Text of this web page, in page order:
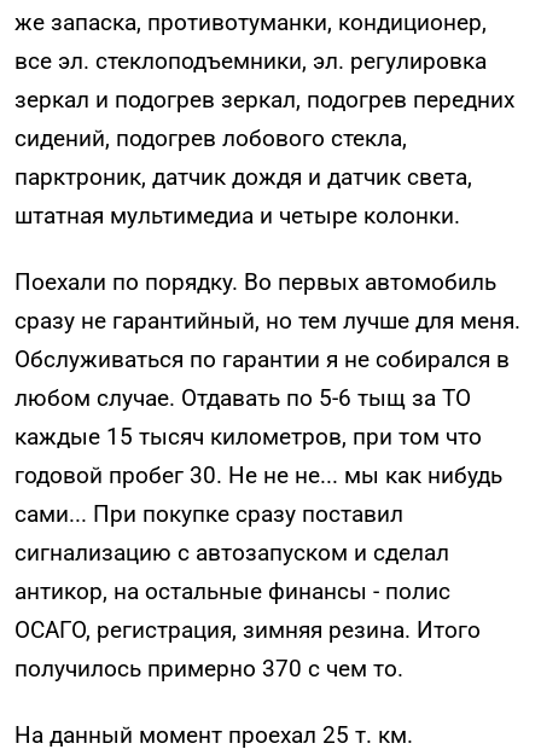
же запаска, противотуманки, кондиционер,
все эл. стеклоподъемники, эл. регулировка
зеркал и подогрев зеркал, подогрев передних
сидений, подогрев лобового стекла,
парктроник, датчик дождя и датчик света,
штатная мультимедиа и четыре колонки.
Поехали по порядку. Во первых автомобиль
сразу не гарантийный, но тем лучше для меня.
Обслуживаться по гарантии я не собирался в
любом случае. Отдавать по 5-6 тыщ за ТО
каждые 15 тысяч километров, при том что
годовой пробег 30. Не не не... мы как нибудь
сами... При покупке сразу поставил
сигнализацию с автозапуском и сделал
антикор, на остальные финансы - полис
ОСАГО, регистрация, зимняя резина. Итого
получилось примерно 370 с чем то.
На данный момент проехал 25 т. км.